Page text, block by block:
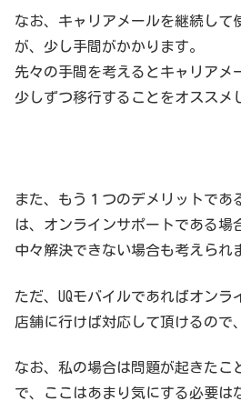
なお、キャリアメールを継続して
が、少し手間がかかります。
先々の手間を考えるとキャリアメ
少しずつ移行することをオススメ
また、もう１つのデメリットであ
は、オンラインサポートである場
中々解決できない場合も考えられ
ただ、UQモバイルであればオン
店舗に行けば対応して頂けるので
なお、私の場合は問題が起きたこ
で、ここはあまり気にする必要は